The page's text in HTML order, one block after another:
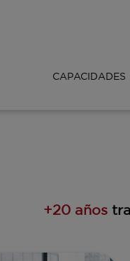
CAPACIDADES
+20 años